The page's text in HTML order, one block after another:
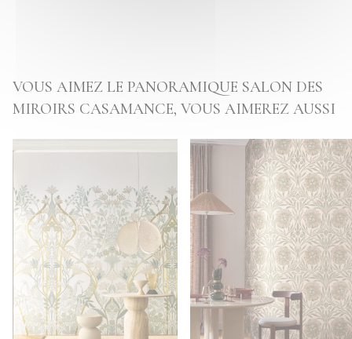
VOUS AIMEZ LE PANORAMIQUE SALON DES
MIROIRS CASAMANCE, VOUS AIMEREZ AUSSI